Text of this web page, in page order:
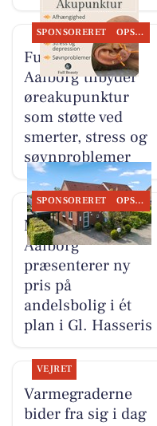
SPONSORERET OPSLAGSTAVLEN
Full Beauty
Aalborg tilbyder
øreakupunktur
som støtte ved
smerter, stress og
søvnproblemer
SPONSORERET OPSLAGSTAVLEN
Mæglerhuset
Aalborg
præsenterer ny
pris på
andelsbolig i ét
plan i Gl. Hasseris
VEJRET
Varmegraderne
bider fra sig i dag